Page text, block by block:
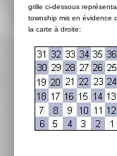
grille ci-dessous
township mis en évidence
la carte à droite: